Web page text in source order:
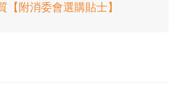
【附消委會選購貼士】